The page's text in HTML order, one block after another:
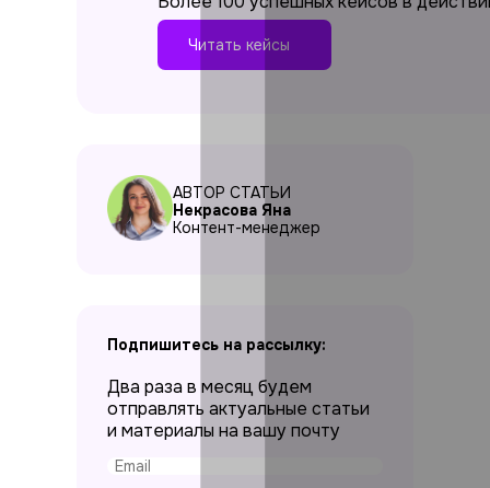
Читать кейсы
АВТОР СТАТЬИ
Некрасова Яна
Контент-менеджер
Подпишитесь на рассылку:
Два раза в месяц будем
отправлять актуальные статьи
и материалы на вашу почту